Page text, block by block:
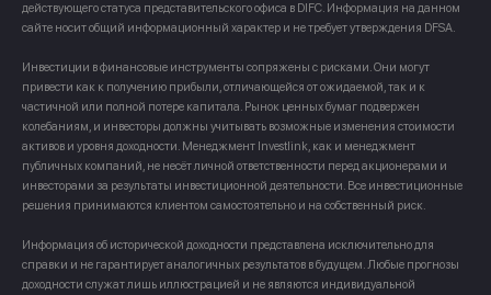
действующего статуса представительского офиса в DIFC. Информация на данном
сайте носит общий информационный характер и не требует утверждения DFSA.
Инвестиции в финансовые инструменты сопряжены с рисками. Они могут
привести как к получению прибыли, отличающейся от ожидаемой, так и к
частичной или полной потере капитала. Рынок ценных бумаг подвержен
колебаниям, и инвесторы должны учитывать возможные изменения стоимости
активов и уровня доходности. Менеджмент Investlink, как и менеджмент
публичных компаний, не несёт личной ответственности перед акционерами и
инвесторами за результаты инвестиционной деятельности. Все инвестиционные
решения принимаются клиентом самостоятельно и на собственный риск.
Информация об исторической доходности представлена исключительно для
справки и не гарантирует аналогичных результатов в будущем. Любые прогнозы
доходности служат лишь иллюстрацией и не являются индивидуальной